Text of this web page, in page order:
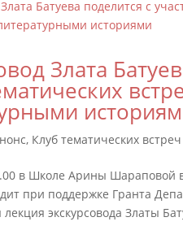
Злата
, Клуб тематических
в Школе Арины Шараповой
при поддержке Гранта
экскурсовода Златы